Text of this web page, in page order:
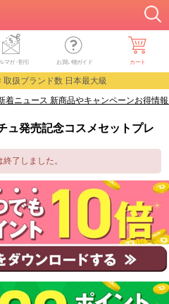
マガ・割引 お買い物ガイド カート
扱ブランド数 日本最大級
着ニュース 新商品やキャンペーンお得情
ュ発売記念コスメセットプレ
了しました。